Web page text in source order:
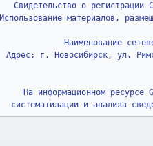
Свидетельство о
Использование материалов,
Наименование
Адрес: г. Новосибирск, ул.
На информационном ресурсе
систематизации и анализа